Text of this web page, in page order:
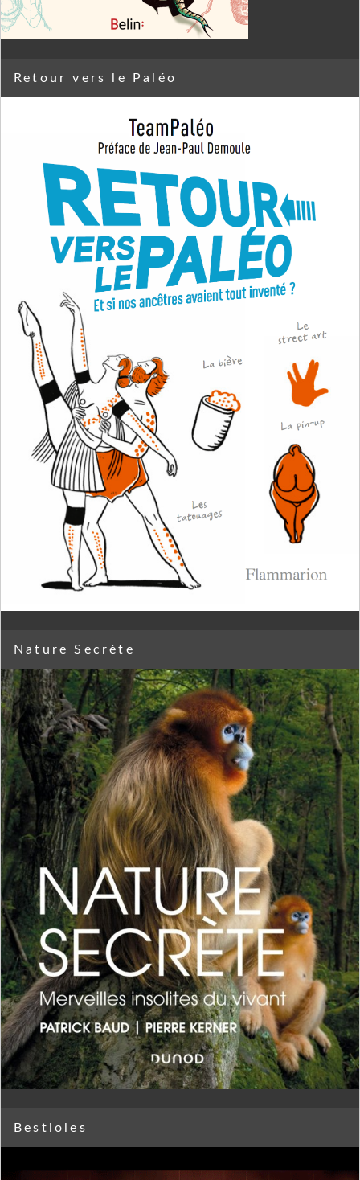
Retour vers le Paléo
Nature Secrète
Bestioles